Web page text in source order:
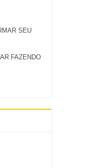
SEU
FAZENDO